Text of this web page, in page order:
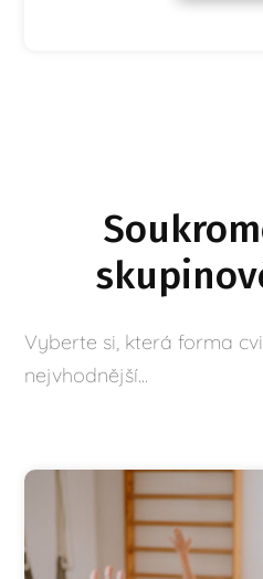
Vyberte si, která forma
nejvhodnější...